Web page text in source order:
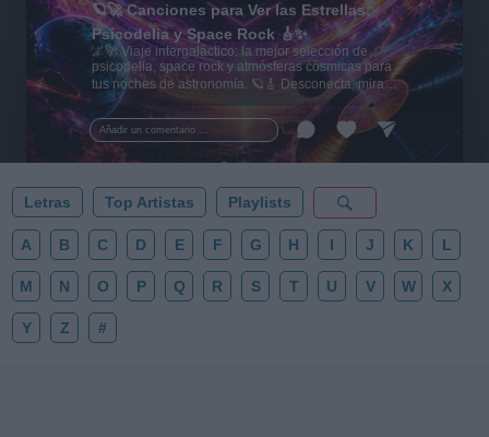
Añadir un comentario ...
🪐🚀 Canciones para Ver las Estrellas:
Psicodelia y Space Rock 🎸✨
🌌🚀 Viaje intergaláctico: la mejor selección de
psicodelia, space rock y atmósferas cósmicas para
tus noches de astronomía. 🪐🎸 Desconecta, mira
al firmamento y siente la gravedad cero. 💾 ¡Guarda
esta colección para tu próxima noche estrellada!
✨⭐
Letras Top Artistas Playlists
A B C D E F G H I J K L
M N O P Q R S T U V W X
Y Z #